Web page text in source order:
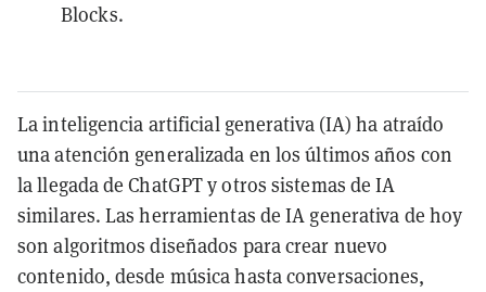
Blocks.
La inteligencia artificial generativa (IA) ha atraído
una atención generalizada en los últimos años con
la llegada de ChatGPT y otros sistemas de IA
similares. Las herramientas de IA generativa de hoy
son algoritmos diseñados para crear nuevo
contenido, desde música hasta conversaciones,